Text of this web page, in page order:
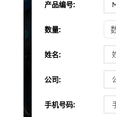
产品编号:
数量:
姓名:
公司:
手机号码: